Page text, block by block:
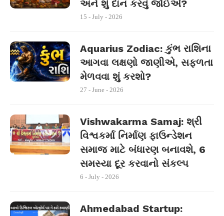
અને શું દાન કરવું જોઈએ?
15 - July - 2026
Aquarius Zodiac: કુંભ રાશિના
આગવા લક્ષણો જાણીએ, સફળતા
મેળવવા શું કરશો?
27 - June - 2026
Vishwakarma Samaj: શ્રી
વિશ્વકર્મા નિર્માણ ફાઉન્ડેશન
સમાજ માટે બંધારણ બનાવશે, 6
સમસ્યા દૂર કરવાનો સંકલ્પ
6 - July - 2026
Ahmedabad Startup: